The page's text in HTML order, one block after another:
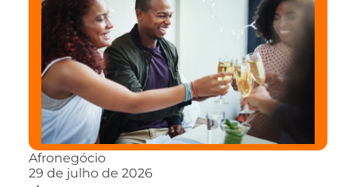
Afronegócio
29 de julho de 2026